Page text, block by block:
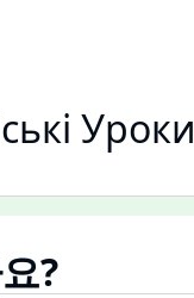
Уроки
?